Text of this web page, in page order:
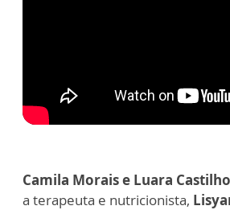
Camila Morais e Luara Castilho
a terapeuta e nutricionista,